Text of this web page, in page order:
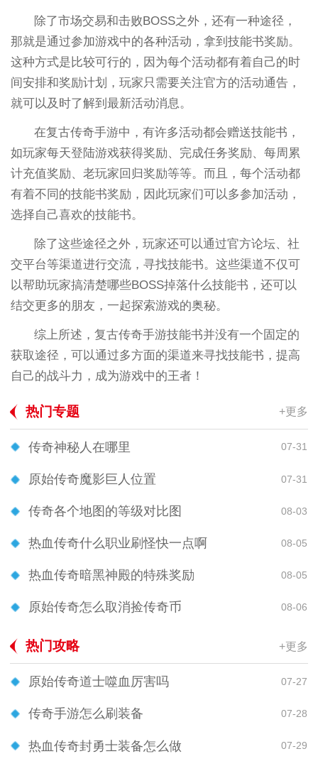
除了市场交易和击败BOSS之外，还有一种途径，
那就是通过参加游戏中的各种活动，拿到技能书奖励。
这种方式是比较可行的，因为每个活动都有着自己的时
间安排和奖励计划，玩家只需要关注官方的活动通告，
就可以及时了解到最新活动消息。
在复古传奇手游中，有许多活动都会赠送技能书，
如玩家每天登陆游戏获得奖励、完成任务奖励、每周累
计充值奖励、老玩家回归奖励等等。而且，每个活动都
有着不同的技能书奖励，因此玩家们可以多参加活动，
选择自己喜欢的技能书。
除了这些途径之外，玩家还可以通过官方论坛、社
交平台等渠道进行交流，寻找技能书。这些渠道不仅可
以帮助玩家搞清楚哪些BOSS掉落什么技能书，还可以
结交更多的朋友，一起探索游戏的奥秘。
综上所述，复古传奇手游技能书并没有一个固定的
获取途径，可以通过多方面的渠道来寻找技能书，提高
自己的战斗力，成为游戏中的王者！
热门专题 +更多
传奇神秘人在哪里 07-31
原始传奇魔影巨人位置 07-31
传奇各个地图的等级对比图 08-03
热血传奇什么职业刷怪快一点啊 08-05
热血传奇暗黑神殿的特殊奖励 08-05
原始传奇怎么取消捡传奇币 08-06
热门攻略 +更多
原始传奇道士噬血厉害吗 07-27
传奇手游怎么刷装备 07-28
热血传奇封勇士装备怎么做 07-29